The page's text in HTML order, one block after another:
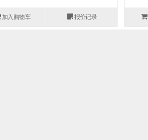
加入购物车 报价记录